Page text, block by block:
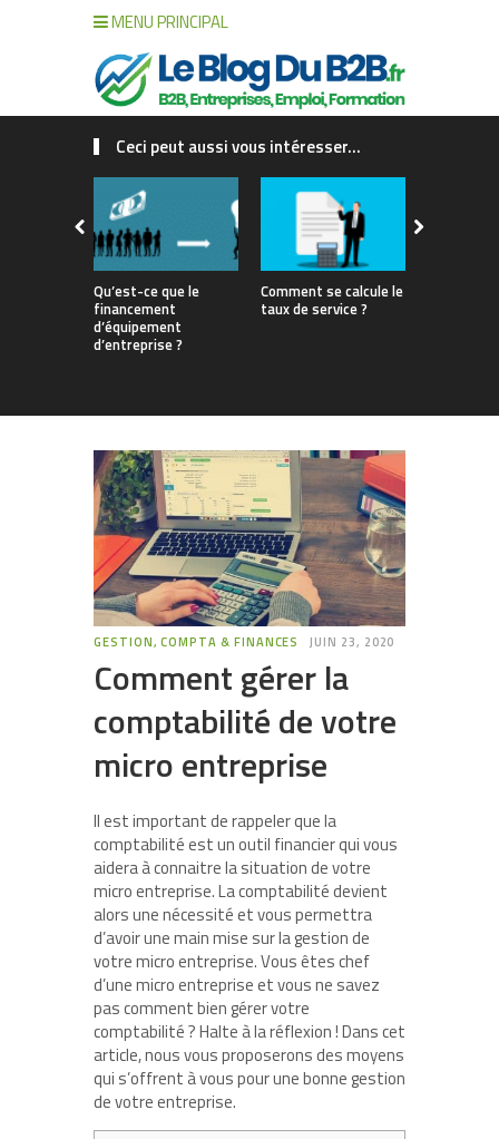
MENU PRINCIPAL
Ceci peut aussi vous intéresser...
Qu’est-ce que le
financement
d’équipement
d’entreprise ?
Comment se calcule le
taux de service ?
GESTION, COMPTA & FINANCES JUIN 23, 2020
Comment gérer la
comptabilité de votre
micro entreprise
Il est important de rappeler que la
comptabilité est un outil financier qui vous
aidera à connaitre la situation de votre
micro entreprise. La comptabilité devient
alors une nécessité et vous permettra
d’avoir une main mise sur la gestion de
votre micro entreprise. Vous êtes chef
d’une micro entreprise et vous ne savez
pas comment bien gérer votre
comptabilité ? Halte à la réflexion ! Dans cet
article, nous vous proposerons des moyens
qui s’offrent à vous pour une bonne gestion
de votre entreprise.